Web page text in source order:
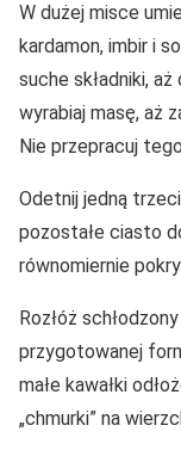
W dużej misce
kardamon, imbir i
suche składniki,
wyrabiaj masę, aż
Nie przepracuj
Odetnij jedną
pozostałe ciasto
równomiernie
Rozłóż
przygotowanej
małe kawałki
„chmurki” na